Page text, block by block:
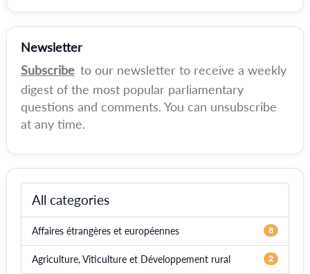
Newsletter
Subscribe to our newsletter to receive a weekly
digest of the most popular parliamentary
questions and comments. You can unsubscribe
at any time.
All categories
Affaires étrangères et européennes 8
Agriculture, Viticulture et Développement rural 2